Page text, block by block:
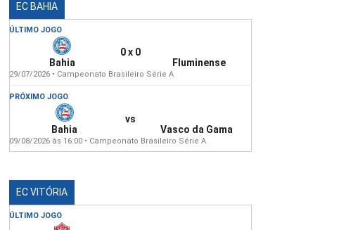
EC BAHIA
ÚLTIMO JOGO
Bahia
0 x 0
Fluminense
29/07/2026 • Campeonato Brasileiro Série A
PRÓXIMO JOGO
Bahia
vs
Vasco da Gama
09/08/2026 às 16:00 • Campeonato Brasileiro Série A
EC VITÓRIA
ÚLTIMO JOGO